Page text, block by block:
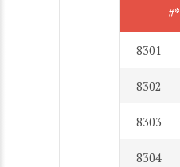
#*
8301
8302
8303
8304